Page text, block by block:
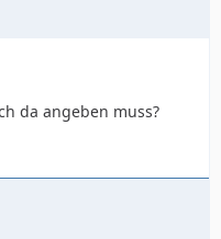
da angeben muss?